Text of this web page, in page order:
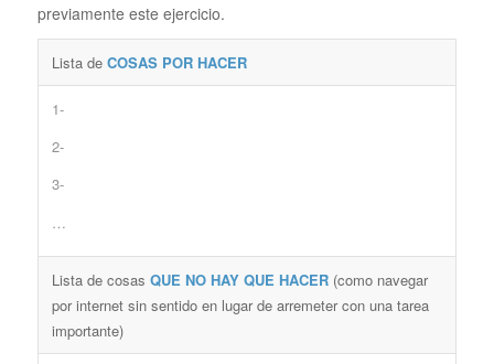
previamente este ejercicio.
Lista de COSAS POR HACER
1-
2-
3-
…
Lista de cosas QUE NO HAY QUE HACER(como navegar
por internet sin sentido en lugar de arremeter con una tarea
importante)